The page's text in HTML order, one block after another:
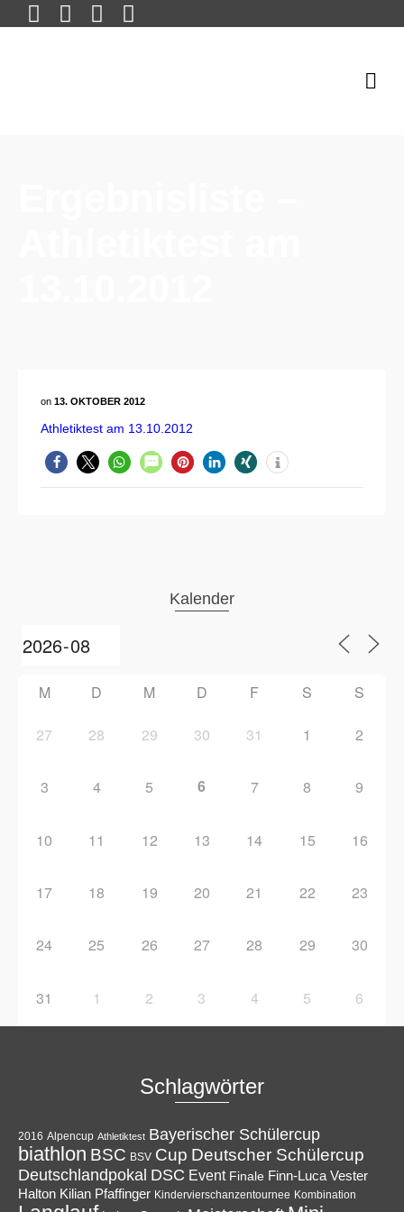
on 13. OKTOBER 2012
Athletiktest am 13.10.2012
Kalender
M D M D F S S
27 28 29 30 31 1 2
3 4 5 6 7 8 9
10 11 12 13 14 15 16
17 18 19 20 21 22 23
24 25 26 27 28 29 30
31 1 2 3 4 5 6
Schlagwörter
2016 Alpencup Athletiktest Bayerischer Schülercup
biathlon BSC BSV Cup Deutscher Schülercup
Deutschlandpokal DSC Event Finale Finn-Luca Vester
Halton Kilian Pfaffinger Kindervierschanzentournee Kombination